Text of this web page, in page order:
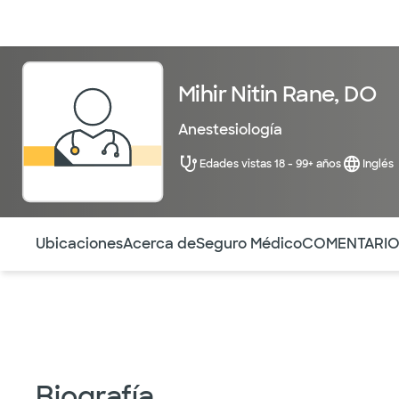
Mihir Nitin Rane, DO
Anestesiología
Edades vistas 18 - 99+ años Inglés
UbicacionesAcerca deSeguro Médico